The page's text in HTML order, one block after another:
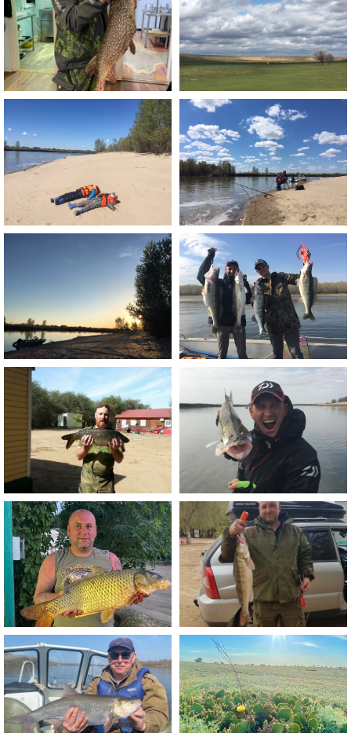
Контакты
Телефон:
+7 (985) 411-18-30
Почта:
goldenplav@inbox.ru
Рыболовная база:
Астраханская обл., 30 км
от г. Харабали у слияния
рек Ахтуба, Ашулук и
Криуша (Мангут)